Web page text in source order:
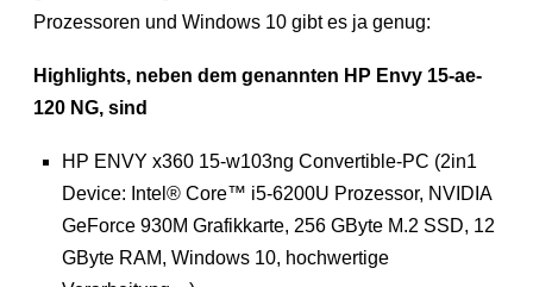
Prozessoren und Windows 10 gibt es ja genug:
Highlights, neben dem genannten HP Envy 15-ae-
120 NG, sind
HP ENVY x360 15-w103ng Convertible-PC (2in1
Device: Intel® Core™ i5-6200U Prozessor, NVIDIA
GeForce 930M Grafikkarte, 256 GByte M.2 SSD, 12
GByte RAM, Windows 10, hochwertige